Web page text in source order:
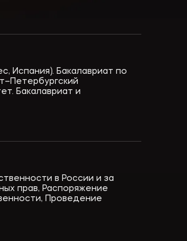
Испания). Бакалавриат по
Бакалавриат и
в России и за
прав, Распоряжение
Проведение